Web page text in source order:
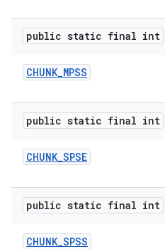
public static final int
CHUNK_MPSS
public static final int
CHUNK_SPSE
public static final int
CHUNK_SPSS